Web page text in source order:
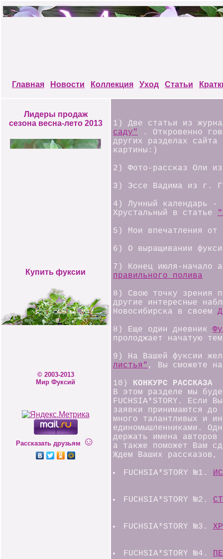
Главная Новости Коллекция Уход Статьи
Лидеры продаж
сезона весна-лето 2013
Купить фуксии
© 2003-2013
Мир Фуксий
Рассказать друзьям ☺
1) Две статьи из
саду"
. Откровенно
других разделах
картины:)
2) Фото-рассказ Оли
3) Эссе Вадима из г.
4) Лунный календарь
Хрустальный в статье
5) Мои впечатления от
6) О выращивании
7) Конец июля-начало
правильного полива
8) Свою точку зрения
другие интересные
Новосибирска в своем
8) Еще один дневник
пролоджает начатую
9) На Вашей фуксии
листья" , Вы сможете
10) КОНКУРС РАССКАЗА
В этом разделе мы
FUCHSIA*STORY. Если
заявки принимаются
много талантливых и
единомышленниками.
держать имена
а также поможет Вам
Ждем Ваших рассказов,
FUCHSIA*STORY №1.
FUCHSIA*STORY №2.
FUCHSIA*STORY №3.
FUCHSIA*STORY №4.